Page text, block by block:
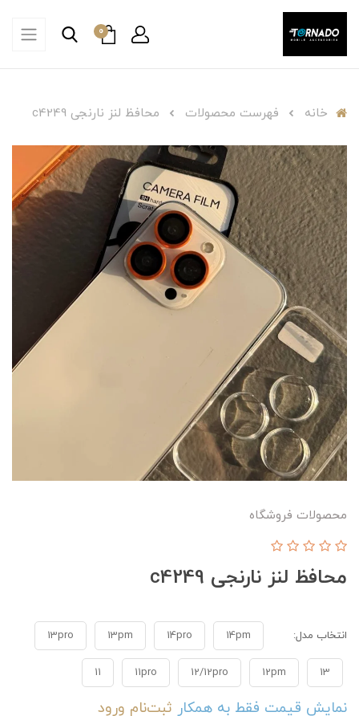
0
خانه فهرست محصولات محافظ لنز نارنجی c4249
محصولات فروشگاه
محافظ لنز نارنجی c4249
انتخاب مدل: 14pm
14pro
13pm
13pro
13
12pm
12/12pro
11pro
11
نمایش قیمت فقط به همکار ثبت‌نام ورود